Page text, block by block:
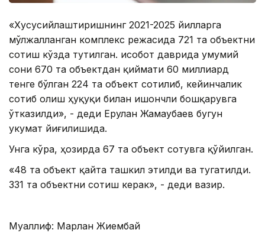
«Хусусийлаштиришнинг 2021-2025 йилларга
мўлжалланган комплекс режасида 721 та объектни
сотиш кўзда тутилган. Ҳисобот даврида умумий
сони 670 та объектдан қиймати 60 миллиард
тенге бўлган 224 та объект сотилиб, кейинчалик
сотиб олиш ҳуқуқи билан ишончли бошқарувга
ўтказилди», - деди Ерулан Жамаубаев бугун
Ҳукумат йиғилишида.
Унга кўра, ҳозирда 67 та объект сотувга қўйилган.
«48 та объект қайта ташкил этилди ва тугатилди.
331 та объектни сотиш керак», - деди вазир.
Муаллиф: Марлан Жиембай